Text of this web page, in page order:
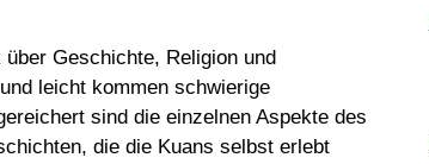
Geschichte, Religion und
leicht kommen schwierige
sind die einzelnen Aspekte des
die die Kuans selbst erlebt